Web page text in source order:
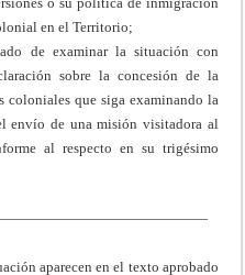
en el Territorio;
de examinar la situación con
sobre la concesión de la
coloniales que siga examinando la
envío de una misión visitadora al
al respecto en su trigésimo
aparecen en el texto aprobado